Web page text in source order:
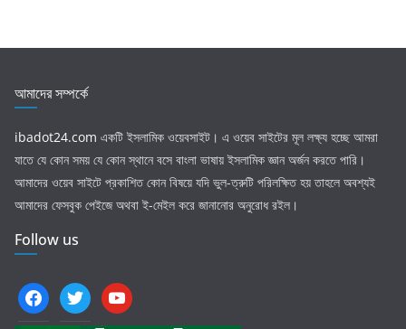
আমাদের সম্পর্কে
ibadot24.com একটি ইসলামিক ওয়েবসাইট। এ ওয়েব সাইটের মূল লক্ষ্য হচ্ছে আমরা
যাতে যে কোন সময় যে কোন স্থানে বসে বাংলা ভাষায় ইসলামিক জ্ঞান অর্জন করতে পারি।
আমাদের ওয়েব সাইটে প্রকাশিত কোন বিষয়ে যদি ভুল-ত্রুটি পরিলক্ষিত হয় তাহলে অবশ্যই
আমাদের ফেসবুক পেইজে অথবা ই-মেইল করে জানানোর অনুরোধ রইল।
Follow us
facebooktwitter youtube